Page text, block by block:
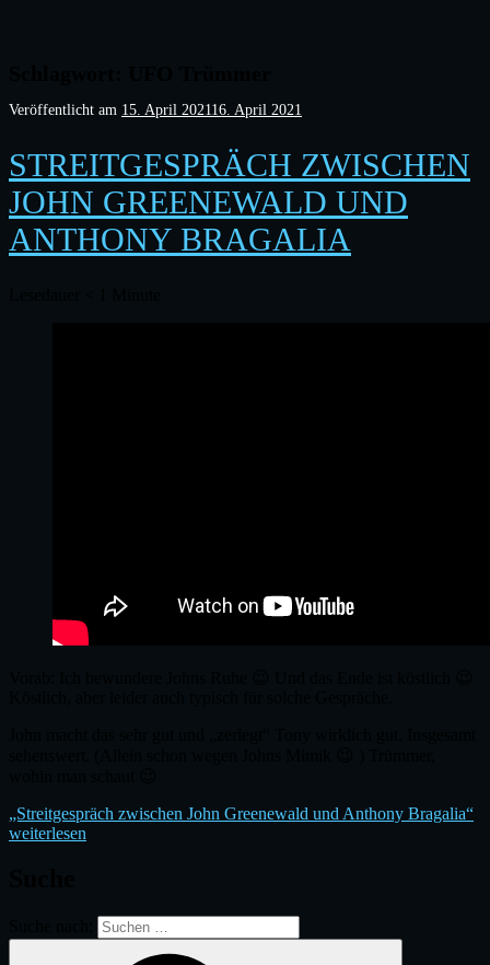
Veröffentlicht am 15. April 202116. April 2021
STREITGESPRÄCH ZWISCHEN
JOHN GREENEWALD UND
ANTHONY BRAGALIA
„Streitgespräch zwischen John Greenewald und Anthony Bragalia“
weiterlesen